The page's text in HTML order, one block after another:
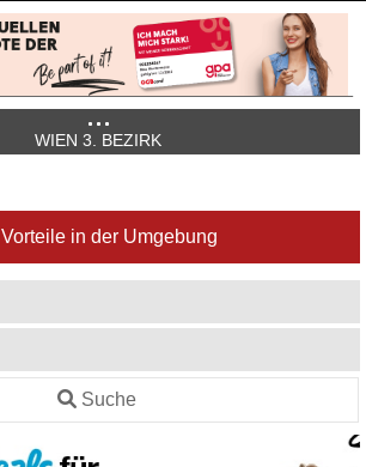
WIEN 3. BEZIRK
Vorteile in der Umgebung
Suche